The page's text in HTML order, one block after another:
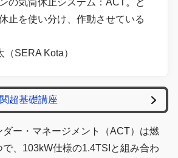
の気筒休止システム：ACT。ど
止を使い分け、作動させている
SERA Kota）
超基礎講座
ダー・マネージメント（ACT）は燃
、103kW仕様の1.4TSIと組み合わ